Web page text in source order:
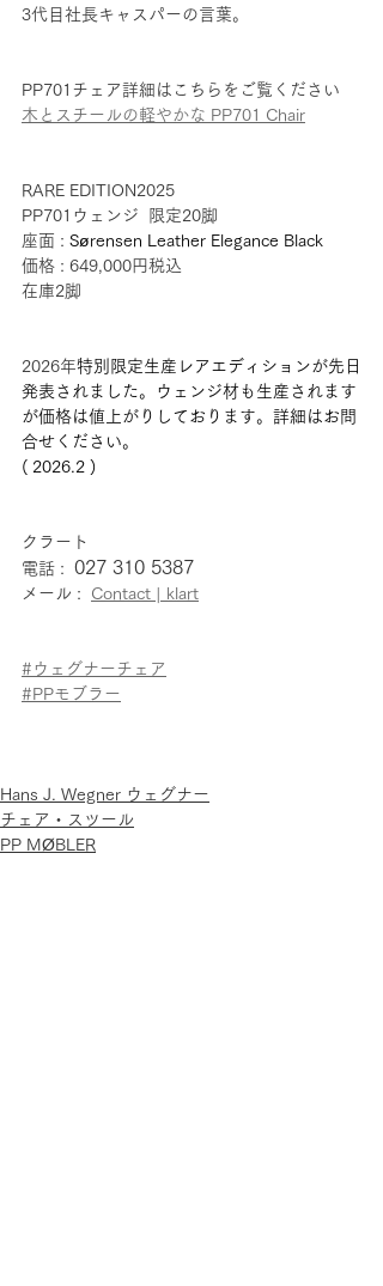
3代目社長キャスパーの言葉。
PP701チェア詳細はこちらをご覧ください
木とスチールの軽やかな PP701 Chair
RARE EDITION2025
PP701 ウェンジ
限定20脚
座面 : Sørensen Leather Elegance Black
価格 : 649,000円税込
在庫2脚
2026年特別限定生産レアエディションが先日
発表されました。ウェンジ材も生産されます
が価格は値上がりしております。詳細はお問
合せください。
( 2026.2 )
クラート
電話 :
027 310 5387
メール : Contact | klart
#ウェグナーチェア
#PPモブラー
Hans J. Wegner ウェグナー
チェア・スツール
PP MØBLER